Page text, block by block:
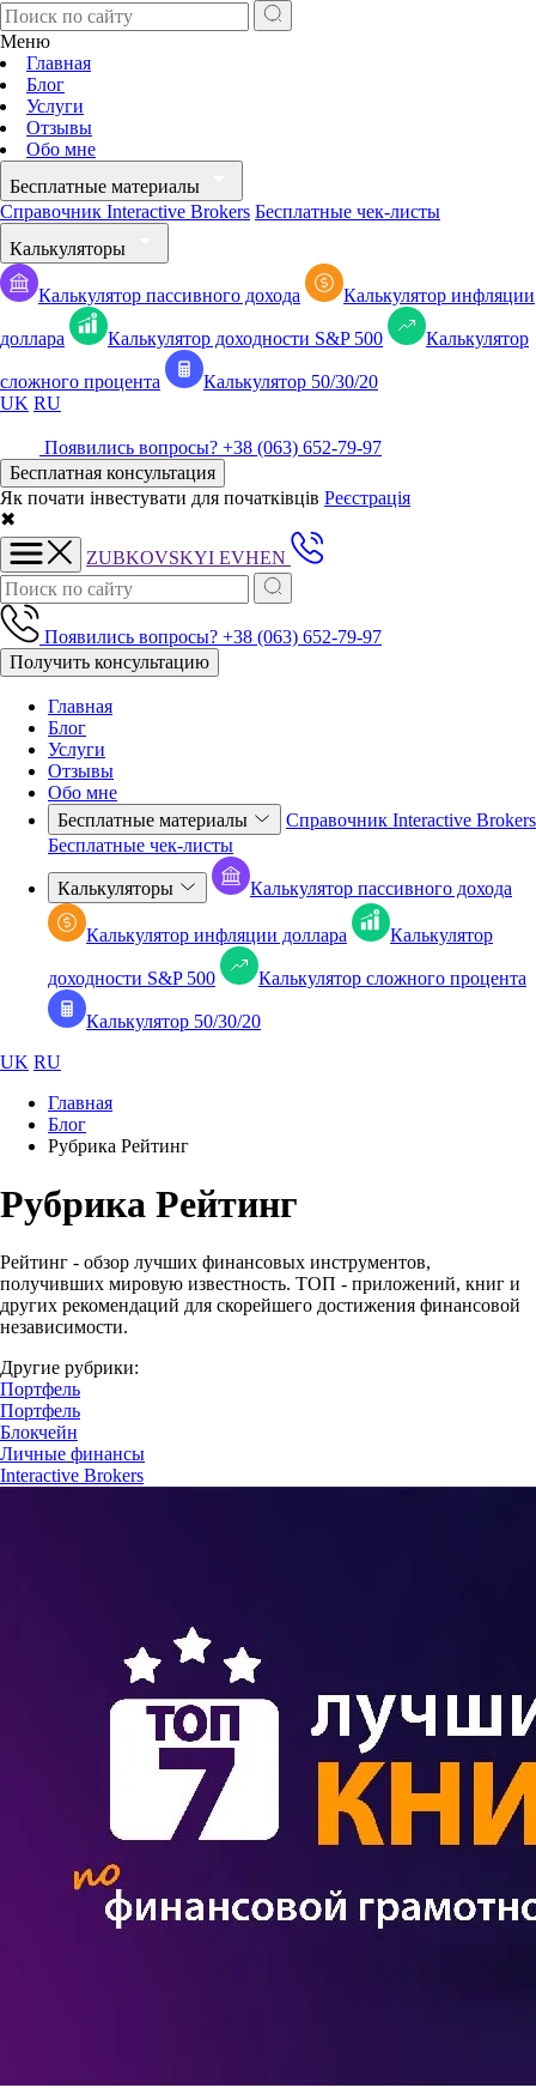
Меню
Главная
Блог
Услуги
Отзывы
Обо мне
Бесплатные материалы
Справочник Interactive Brokers Бесплатные чек-листы
Калькуляторы
Калькулятор пассивного дохода Калькулятор инфляции
доллара Калькулятор доходности S&P 500 Калькулятор
сложного процента
Калькулятор 50/30/20
UK RU
Появились вопросы? +38 (063) 652-79-97
Бесплатная консультация
Як почати інвестувати для початківців Реєстрація
✖
ZUBKOVSKYI EVHEN
Появились вопросы? +38 (063) 652-79-97
Получить консультацию
Главная
Блог
Услуги
Отзывы
Обо мне
Бесплатные материалы
Справочник Interactive Brokers
Бесплатные чек-листы
Калькуляторы Калькулятор пассивного дохода
Калькулятор инфляции доллара Калькулятор
доходности S&P 500 Калькулятор сложного процента
Калькулятор 50/30/20
UK RU
Главная
Блог
Рубрика Рейтинг
Рубрика Рейтинг
Рейтинг - обзор лучших финансовых инструментов,
получивших мировую известность. ТОП - приложений, книг и
других рекомендаций для скорейшего достижения финансовой
независимости.
Другие рубрики:
Портфель
Портфель
Блокчейн
Личные финансы
Interactive Brokers